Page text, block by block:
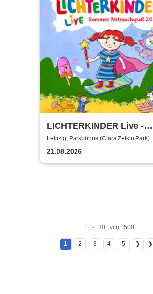
LICHTERKINDER Live -
Sommer Mitmachspaß
Leipzig, Parkbühne (Clara Zetkin Park)
21.08.2026
1 - 30 von 500
1 2 3 4 5 ❯